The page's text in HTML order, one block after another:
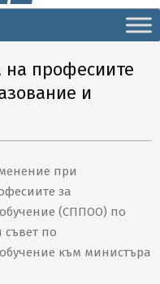
на професиите
и
при
за
(СППОО) по
по
към министъра